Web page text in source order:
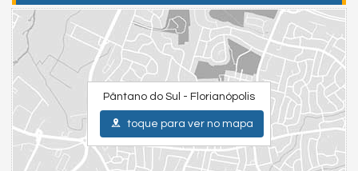
Venha tomar um café comigo!
Atenciosamente,
Diogo Fernando de Souza
CRECI-SC 32.236
CNAI 37814 - Perito Avaliador
Diogo Fernando Imóveis - Aluguel, Compra e Vendas
Viva Floripa Imóveis - Aluguel, Compra e Vendas
Férias Floripa Imóveis - Aluguel de Temporada
Pântano do Sul - Florianópolis
toque para ver no mapa